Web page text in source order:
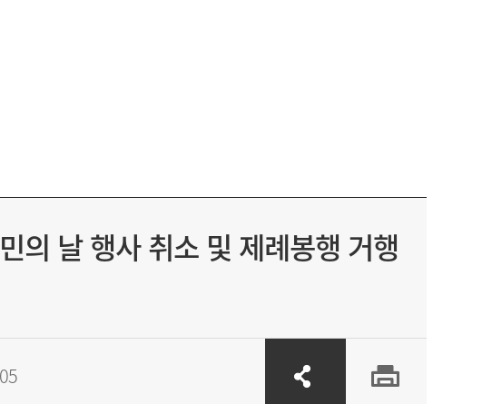
의 날 행사 취소 및 제례봉행 거행